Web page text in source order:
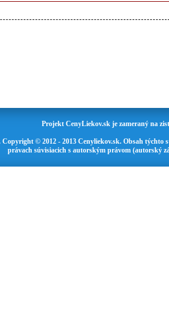
Projekt CenyLiekov.sk je zameraný na
© 2012 - 2013 Cenyliekov.sk. Obsah
právach súvisiacich s autorským právom (autorský